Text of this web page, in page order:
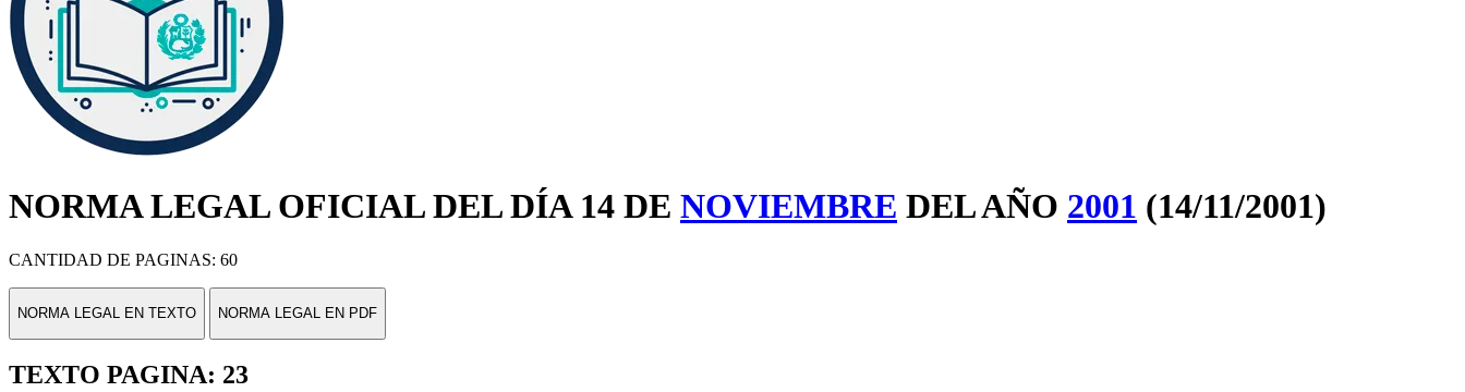
NORMA LEGAL OFICIAL DEL DÍA 14 DE NOVIEMBRE DEL AÑO 2001 (14/11/2001)
CANTIDAD DE PAGINAS: 60
NORMA LEGAL EN TEXTO NORMA LEGAL EN PDF
TEXTO PAGINA: 23